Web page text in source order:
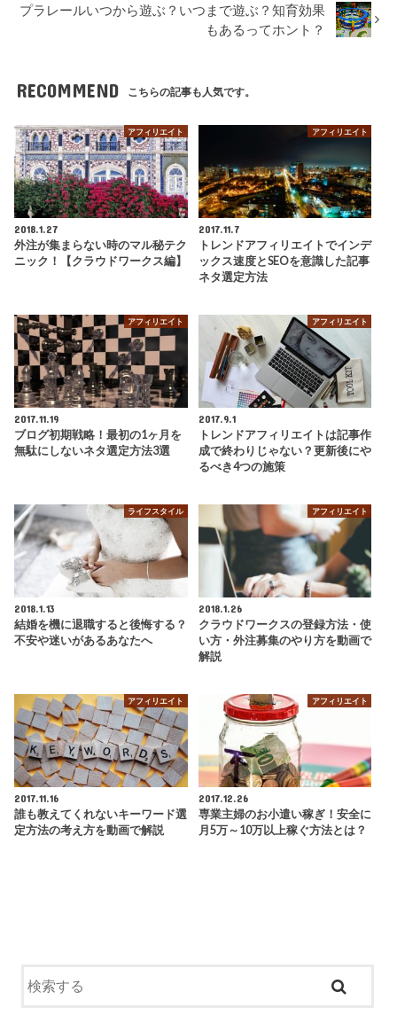
プラレールいつから遊ぶ？いつまで遊ぶ？知育効果
もあるってホント？
RECOMMEND こちらの記事も人気です。
アフィリエイト
2018.1.27
外注が集まらない時のマル秘テク
ニック！【クラウドワークス編】
アフィリエイト
2017.11.7
トレンドアフィリエイトでインデ
ックス速度とSEOを意識した記事
ネタ選定方法
アフィリエイト
2017.11.19
ブログ初期戦略！最初の1ヶ月を
無駄にしないネタ選定方法3選
アフィリエイト
2017.9.1
トレンドアフィリエイトは記事作
成で終わりじゃない？更新後にや
るべき4つの施策
ライフスタイル
2018.1.13
結婚を機に退職すると後悔する？
不安や迷いがあるあなたへ
アフィリエイト
2018.1.26
クラウドワークスの登録方法・使
い方・外注募集のやり方を動画で
解説
アフィリエイト
2017.11.16
誰も教えてくれないキーワード選
定方法の考え方を動画で解説
アフィリエイト
2017.12.26
専業主婦のお小遣い稼ぎ！安全に
月5万～10万以上稼ぐ方法とは？